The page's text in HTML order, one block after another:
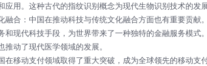
应用。这种古代的指纹识别概念为现代生物识别技术的发
融合：中国在推动科技与传统文化融合方面也有重要贡献
和现代科技手段，为世界带来了一种独特的金融服务模式
推动了现代医学领域的发展。
在移动支付领域取得了重大突破，成为全球领先的移动支